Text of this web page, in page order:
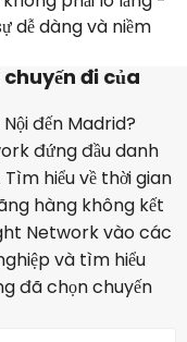
dễ dàng và niềm
đi của
đến Madrid?
đứng đầu danh
hiểu về thời gian
hàng không kết
Network vào các
và tìm hiểu
đã chọn chuyến